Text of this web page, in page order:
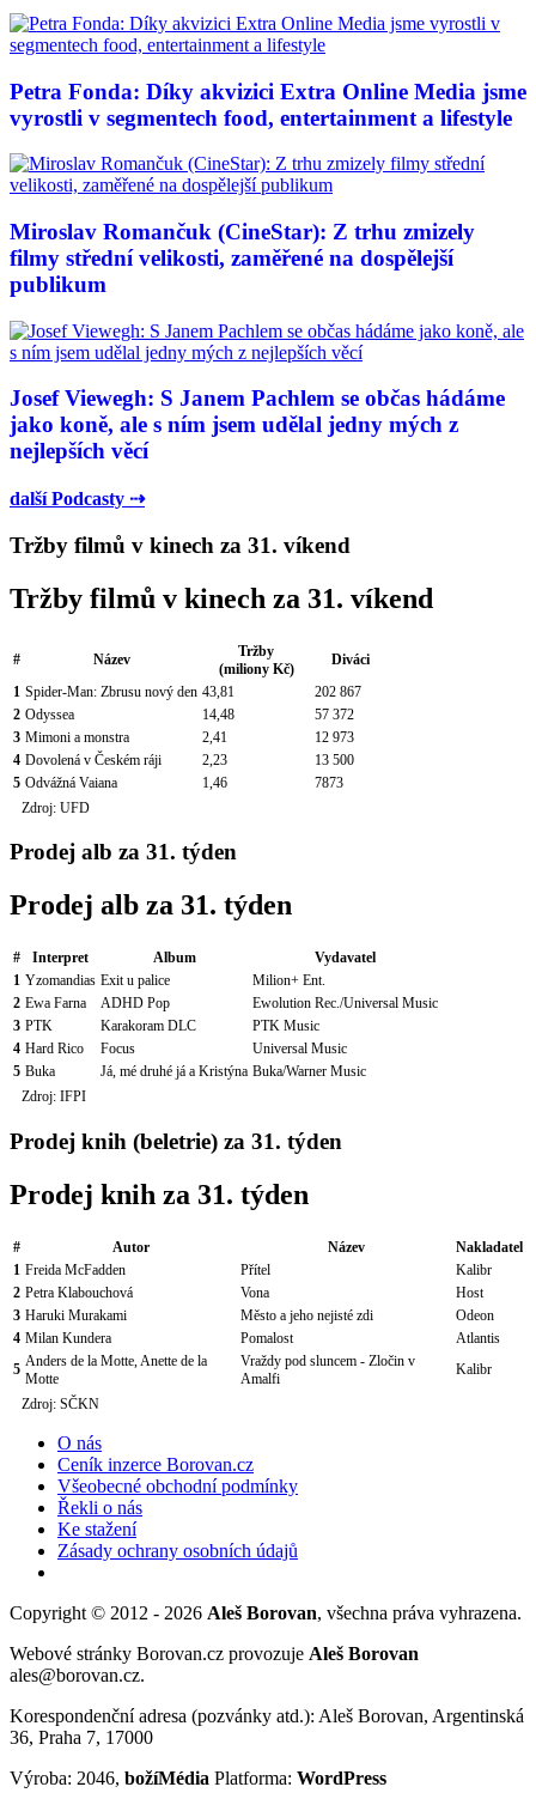
Petra Fonda: Díky akvizici Extra Online Media jsme
vyrostli v segmentech food, entertainment a lifestyle
Miroslav Romančuk (CineStar): Z trhu zmizely
filmy střední velikosti, zaměřené na dospělejší
publikum
Josef Viewegh: S Janem Pachlem se občas hádáme
jako koně, ale s ním jsem udělal jedny mých z
nejlepších věcí
další Podcasty ⇢
Tržby filmů v kinech za 31. víkend
Tržby filmů v kinech za 31. víkend
# Název
Tržby
(miliony Kč)
Diváci
1 Spider-Man: Zbrusu nový den 43,81
202 867
2 Odyssea 14,48
57 372
3 Mimoni a monstra 2,41
12 973
4 Dovolená v Českém ráji 2,23
13 500
5 Odvážná Vaiana 1,46
7873
Zdroj: UFD
Prodej alb za 31. týden
Prodej alb za 31. týden
# Interpret Album
Vydavatel
1 Yzomandias Exit u palice
Milion+ Ent.
2 Ewa Farna ADHD Pop
Ewolution Rec./Universal Music
3 PTK Karakoram DLC
PTK Music
4 Hard Rico Focus
Universal Music
5 Buka Já, mé druhé já a Kristýna Buka/Warner Music
Zdroj: IFPI
Prodej knih (beletrie) za 31. týden
Prodej knih za 31. týden
# Autor Název
Nakladatel
1 Freida McFadden Přítel
Kalibr
2 Petra Klabouchová Vona
Host
3 Haruki Murakami Město a jeho nejisté zdi
Odeon
4 Milan Kundera Pomalost
Atlantis
5 Anders de la Motte, Anette de la
Motte
Vraždy pod sluncem - Zločin v
Amalfi
Kalibr
Zdroj: SČKN
O nás
Ceník inzerce Borovan.cz
Všeobecné obchodní podmínky
Řekli o nás
Ke stažení
Zásady ochrany osobních údajů
Copyright © 2012 - 2026 Aleš Borovan, všechna práva vyhrazena.
Webové stránky Borovan.cz provozuje Aleš Borovan
ales@borovan.cz.
Korespondenční adresa (pozvánky atd.): Aleš Borovan, Argentinská
36, Praha 7, 17000
Výroba: 2046, božíMédia Platforma: WordPress